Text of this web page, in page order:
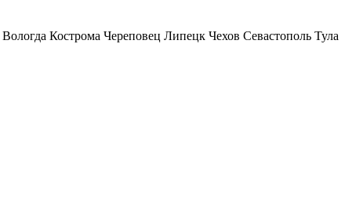
Вологда Кострома Череповец Липецк Чехов Севастополь Тула